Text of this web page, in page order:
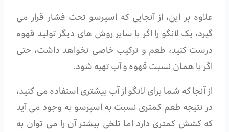
علاوه بر این، از آنجایی که اسپرسو تحت فشار قرار می
گیرد، یک لانگو را اگر با سایر روش های دیگر تولید قهوه
درست کنید، طعم و ترکیب خاصی نخواهد داشت، حتی
اگر با همان نسبت قهوه و آب تهیه شود.
از آنجا که شما برای لانگو از آب بیشتری استفاده می کنید،
در نتیجه طعم کمتری نسبت به اسپرسو به وجود می آید
که کشش کمتری دارد اما تلخی بیشتر آن را می توان به